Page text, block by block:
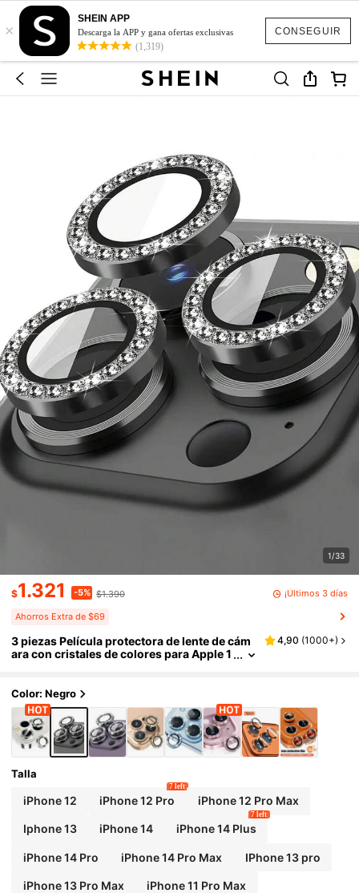
CONSEGUIR
×
SHEIN APP
Descarga la APP y gana ofertas exclusivas
(1,319)
1/33
$1.321 -5% $1.390 ¡Últimos 3 días
Ahorros Extra de $69
3 piezas Película protectora de lente de cám
ara con cristales de colores para Apple 1
ax 6.7 Pulgadas, Cubierta de cámara de vidri
o templado con diamantes artificiales brillan
tes para Apple 14 Pro Max /14 Pro/15/15Prom
ax/15Pro [Ajuste perfecto] - Diamante artifici
al multicolor
4,90 (1000+)
Color: Negro
Talla
iPhone 12 iPhone 12 Pro
7 left
iPhone 12 Pro Max
Iphone 13 iPhone 14 iPhone 14 Plus
7 left
iPhone 14 Pro iPhone 14 Pro Max IPhone 13 pro
iPhone 13 Pro Max iPhone 11 Pro Max